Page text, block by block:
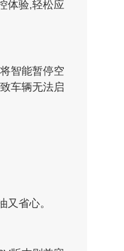
体验,轻松应
智能暂停空
车辆无法启
省心。